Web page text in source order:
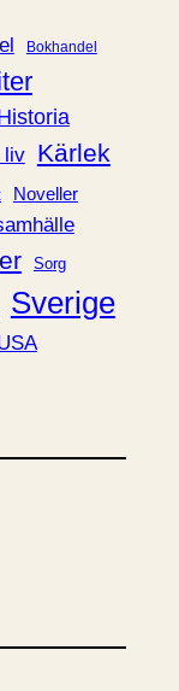
Bokhandel
liv Kärlek
Noveller
Sorg
Sverige